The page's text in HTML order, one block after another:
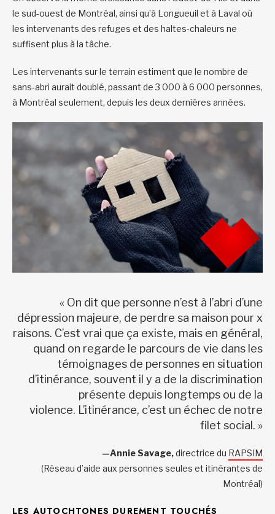
le sud-ouest de Montréal, ainsi qu’à Longueuil et à Laval où
les intervenants des refuges et des haltes-chaleurs ne
suffisent plus à la tâche.
Les intervenants sur le terrain estiment que le nombre de
sans-abri aurait doublé, passant de 3 000 à 6 000 personnes,
à Montréal seulement, depuis les deux dernières années.
« On dit que personne n’est à l’abri d’une
dépression majeure, de perdre sa maison pour x
raisons. C’est vrai que ça existe, mais en général,
quand on regarde le parcours de vie dans les
témoignages de personnes en situation
d’itinérance, souvent il y a de la discrimination
présente depuis longtemps ou de la
violence. L’itinérance, c’est un échec de notre
filet social. »
—Annie Savage,directrice du RAPSIM
(Réseau d’aide aux personnes seules et itinérantes de
Montréal)
LES AUTOCHTONES DUREMENT TOUCHÉS